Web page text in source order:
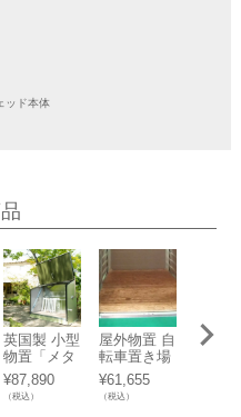
ッド本体
英国製 小型
物置「メタ
ルシェッド
TM4 ミニス
トレージ」
¥87,890
（税込）
屋外物置 自
転車置き場
「メタルシ
ェッドオプ
ション ウッ
¥61,655
（税込）
収納